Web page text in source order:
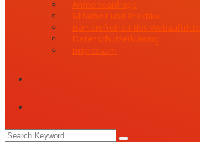
Anmeldeanfrage
Mitarbeit und Praktika
Barrierefreiheit des Webauftritts
Datenschutzerklärung
Impressum